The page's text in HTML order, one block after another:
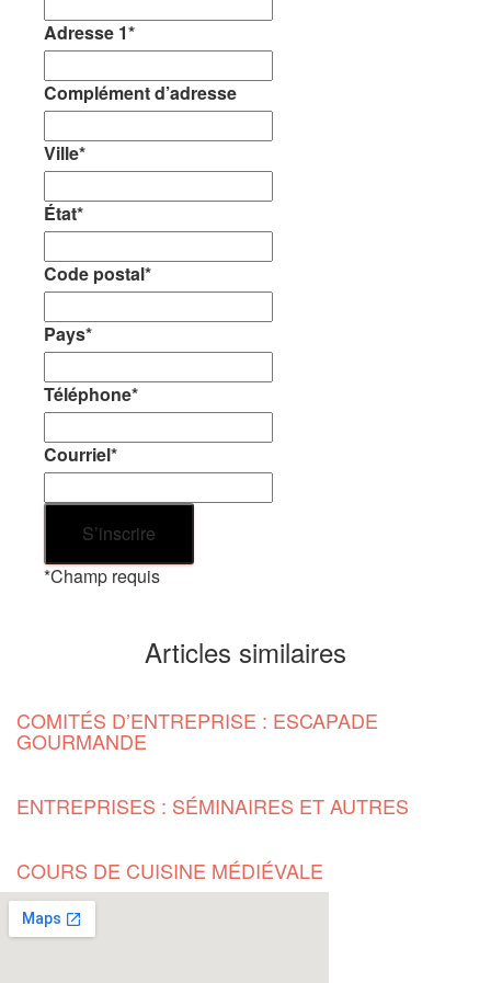
Adresse 1*
Complément d’adresse
Ville*
État*
Code postal*
Pays*
Téléphone*
Courriel*
*Champ requis
Articles similaires
COMITÉS D’ENTREPRISE : ESCAPADE
GOURMANDE
ENTREPRISES : SÉMINAIRES ET AUTRES
COURS DE CUISINE MÉDIÉVALE